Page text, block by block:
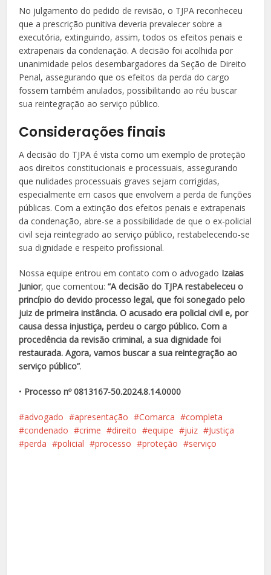
No julgamento do pedido de revisão, o TJPA reconheceu
que a prescrição punitiva deveria prevalecer sobre a
executória, extinguindo, assim, todos os efeitos penais e
extrapenais da condenação. A decisão foi acolhida por
unanimidade pelos desembargadores da Seção de Direito
Penal, assegurando que os efeitos da perda do cargo
fossem também anulados, possibilitando ao réu buscar
sua reintegração ao serviço público.
Considerações finais
A decisão do TJPA é vista como um exemplo de proteção
aos direitos constitucionais e processuais, assegurando
que nulidades processuais graves sejam corrigidas,
especialmente em casos que envolvem a perda de funções
públicas. Com a extinção dos efeitos penais e extrapenais
da condenação, abre-se a possibilidade de que o ex-policial
civil seja reintegrado ao serviço público, restabelecendo-se
sua dignidade e respeito profissional.
Nossa equipe entrou em contato com o advogado Izaias
Junior, que comentou:“A decisão do TJPA restabeleceu o
princípio do devido processo legal, que foi sonegado pelo
juiz de primeira instância. O acusado era policial civil e, por
causa dessa injustiça, perdeu o cargo público. Com a
procedência da revisão criminal, a sua dignidade foi
restaurada. Agora, vamos buscar a sua reintegração ao
serviço público”.
• Processo nº 0813167-50.2024.8.14.0000
advogado apresentação Comarca
completa
condenado
crime direito equipe juiz
Justiça
perda
policial processo proteção serviço